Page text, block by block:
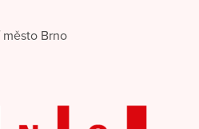
Brno